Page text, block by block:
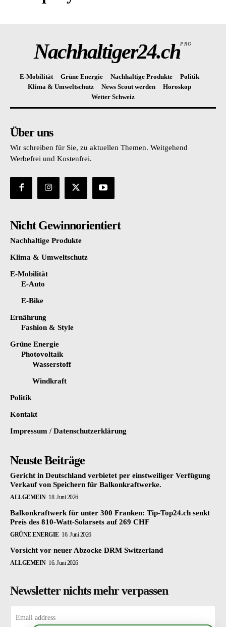
Nachhaltiger24.chPRO
E-Mobilität Grüne Energie Nachhaltige Produkte
Politik
Klima & Umweltschutz
News Scout werden
Horoskop
Wetter Schweiz
Über uns
Wir schreiben für Sie, zu aktuellen Themen. Weitgehend
Werbefrei und Kostenfrei.
Nicht Gewinnorientiert
Nachhaltige Produkte
Klima & Umweltschutz
E-Mobilität
E-Auto
E-Bike
Ernährung
Fashion & Style
Grüne Energie
Photovoltaik
Wasserstoff
Windkraft
Politik
Kontakt
Impressum / Datenschutzerklärung
Neuste Beiträge
Gericht in Deutschland verbietet per einstweiliger Verfügung
Verkauf von Speichern für Balkonkraftwerke.
ALLGEMEIN 18. Juni 2026
Balkonkraftwerk für unter 300 Franken: Tip-Top24.ch senkt
Preis des 810-Watt-Solarsets auf 269 CHF
GRÜNE ENERGIE 16. Juni 2026
Vorsicht vor neuer Abzocke DRM Switzerland
ALLGEMEIN 16. Juni 2026
Newsletter nichts mehr verpassen